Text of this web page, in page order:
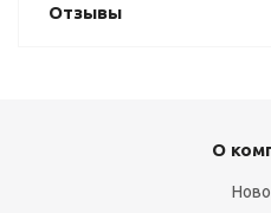
Отзывы
О